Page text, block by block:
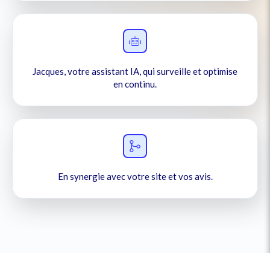
Jacques, votre assistant IA, qui surveille et optimise
en continu.
En synergie avec votre site et vos avis.